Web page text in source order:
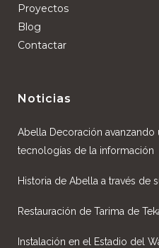
Proyectos
Blog
Contactar
Noticias
Abella Decoración avanzando
tecnologías de la información
Historia de Abella a través de
Restauración de Tarima de
Instalación en el Estadio del